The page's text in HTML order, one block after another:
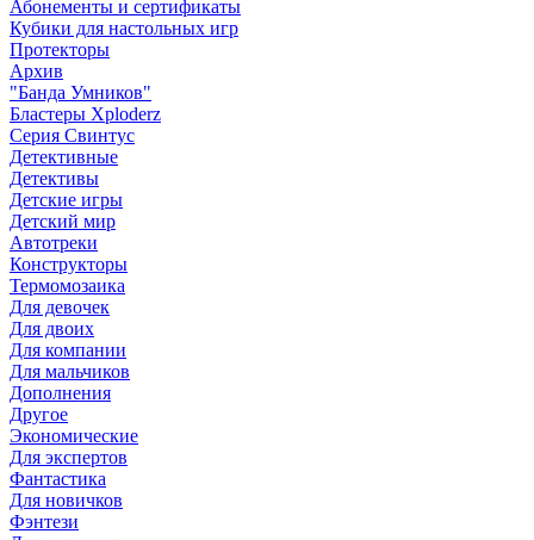
Абонементы и сертификаты
Кубики для настольных игр
Протекторы
Архив
"Банда Умников"
Бластеры Xploderz
Cерия Свинтус
Детективные
Детективы
Детские игры
Детский мир
Автотреки
Конструкторы
Термомозаика
Для девочек
Для двоих
Для компании
Для мальчиков
Дополнения
Другое
Экономические
Для экспертов
Фантастика
Для новичков
Фэнтези